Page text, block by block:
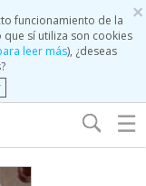
×
funcionamiento de la
sí utiliza son cookies
leer más), ¿deseas
☰